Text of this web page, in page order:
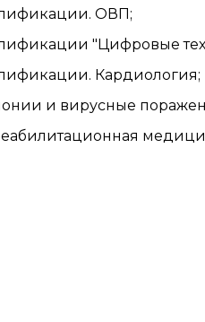
ОВП;
"Цифровые
Кардиология;
и вирусные